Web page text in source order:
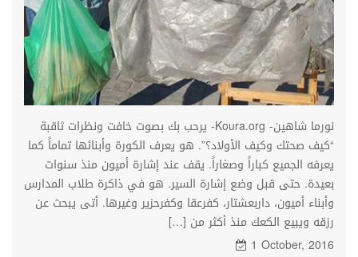
نورما شاهين- Koura.org- يرحب بك بصوت خافت ونظرات ثاقبة
“كيف صحتك وكيف الأولاد؟”. هو يعرف الكورة وأبنائها تماماً كما
يعرفه الجميع كباراً وصغاراً. يقف عند إشارة أميون منذ سنوات
بعيدة. حتى قبل وضع إشارة السير. هو في ذاكرة طلاب المدارس
وأبناء أميون، داربعشتار، كفرعقا وكفرحزير وغيرها. أتى يبحث عن
رزقه ويبيع الكعك منذ أكثر من […]
1 October, 2016